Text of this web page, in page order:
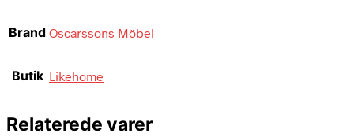
Brand Oscarssons Möbel
Butik Likehome
Relaterede varer